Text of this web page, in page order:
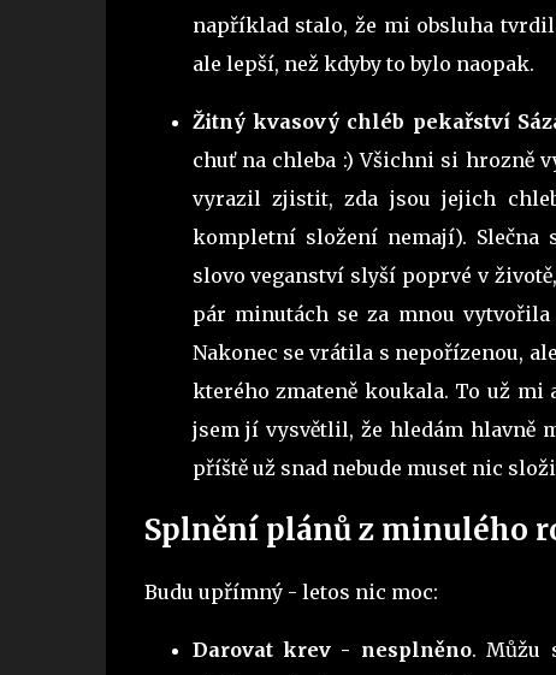
například stalo, že mi obsluha
ale lepší, než kdyby to bylo naopak.
Žitný kvasový chléb pekařství
chuť na chleba :) Všichni si hrozně
vyrazil zjistit, zda jsou jejich
kompletní složení nemají). Slečna
slovo veganství slyší poprvé v
pár minutách se za mnou
Nakonec se vrátila s nepořízenou,
kterého zmateně koukala. To už mi
jsem jí vysvětlil, že hledám hlavně
příště už snad nebude muset nic
Splnění plánů z minulého
Budu upřímný - letos nic moc:
Darovat krev - nesplněno. Můžu